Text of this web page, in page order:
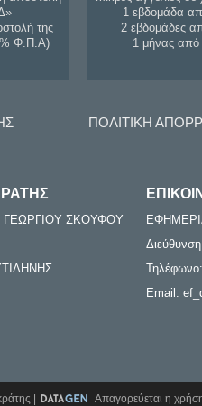
της
Φ.Π.Α)
1 εβδομάδα
2 εβδομάδες
1 μήνας
ΠΟΛΙΤΙΚΗ
ΣΚΟΥΦΟΥ
Email:
| Απαγορεύεται η